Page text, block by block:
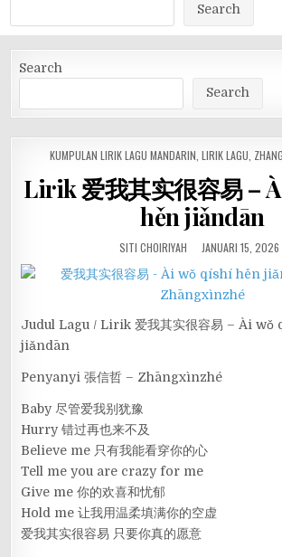
Search
Search
Search
POSTED
KUMPULAN LIRIK LAGU MANDARIN LIRIK LAGU
Lirik 爱我其实很容易 –
hěn jiǎndān
SITI CHOIRIYAH JANUARI 15, 2026
Judul Lagu / Lirik 爱我其实很容易 – Ài wǒ
jiǎndān
Penyanyi 張信哲 – Zhāngxìnzhé
Baby 尽管爱我别犹豫
Hurry 错过再也来不及
Believe me 只有我能看穿你的心
Tell me you are crazy for me
Give me 你的欢喜和忧郁
Hold me 让我用温柔填满你的空虚
爱我其实很容易 只要你真的愿意